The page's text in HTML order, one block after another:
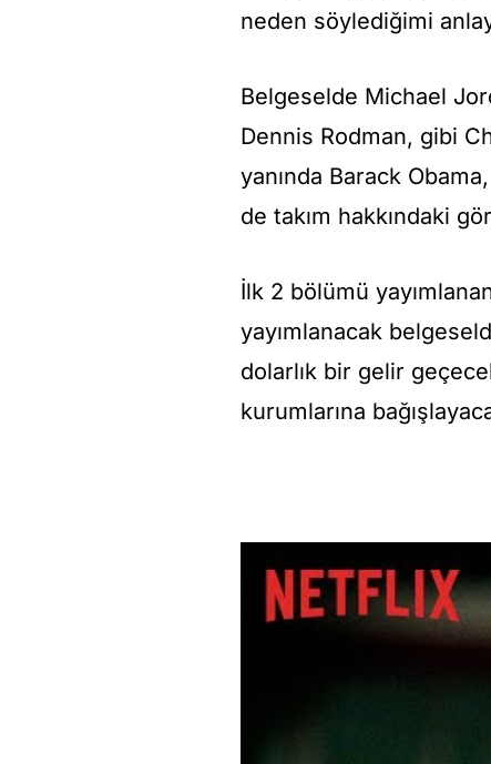
neden söylediğimi
Belgeselde Michael
Dennis Rodman, gibi
yanında Barack
de takım hakkındaki
İlk 2 bölümü
yayımlanacak
dolarlık bir gelir
kurumlarına